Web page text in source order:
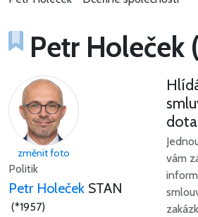
Petr Holeček
změnit foto
Politik
Petr Holeček STAN
(*1957)
vám